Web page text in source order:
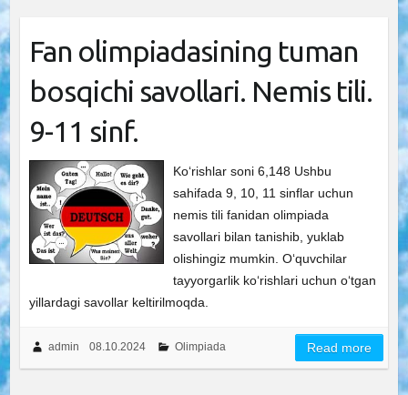
Fan olimpiadasining tuman
bosqichi savollari. Nemis tili.
9-11 sinf.
Ko‘rishlar soni 6,148 Ushbu
sahifada 9, 10, 11 sinflar uchun
nemis tili fanidan olimpiada
savollari bilan tanishib, yuklab
olishingiz mumkin. O‘quvchilar
tayyorgarlik ko‘rishlari uchun o‘tgan
yillardagi savollar keltirilmoqda.
admin 08.10.2024 Olimpiada Read more